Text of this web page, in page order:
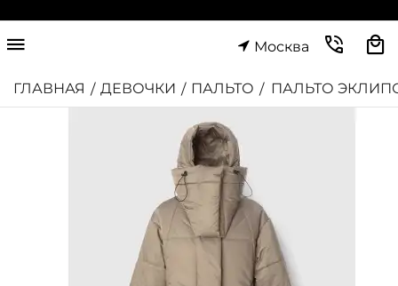
Москва
ГЛАВНАЯ / ДЕВОЧКИ / ПАЛЬТО / ПАЛЬТО